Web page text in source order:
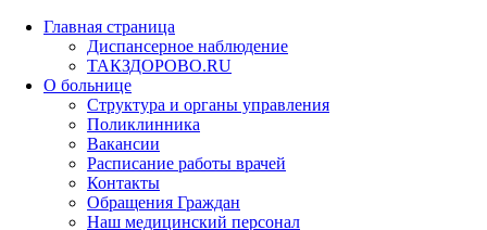
Главная страница
Диспансерное наблюдение
ТАКЗДОРОВО.RU
О больнице
Структура и органы управления
Поликлинника
Вакансии
Расписание работы врачей
Контакты
Обращения Граждан
Наш медицинский персонал